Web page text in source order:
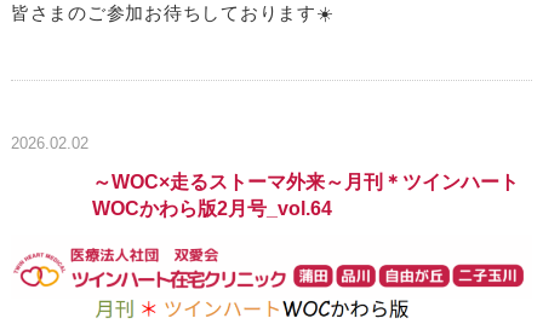
皆さまのご参加お待ちしております☀️
2026.02.02
～WOC×走るストーマ外来～月刊＊ツインハート
WOCかわら版2月号_vol.64